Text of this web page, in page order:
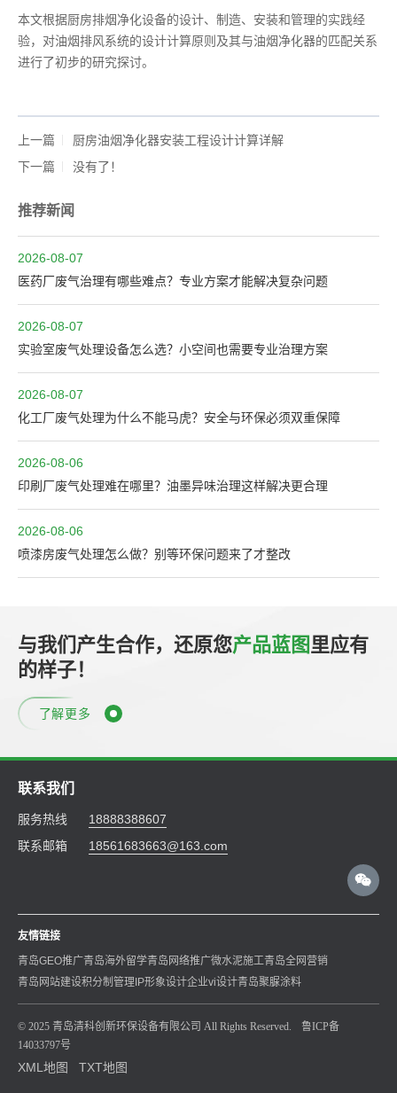
本文根据厨房排烟净化设备的设计、制造、安装和管理的实践经
验，对油烟排风系统的设计计算原则及其与油烟净化器的匹配关系
进行了初步的研究探讨。
上一篇
厨房油烟净化器安装工程设计计算详解
下一篇
没有了！
推荐新闻
2026-08-07
医药厂废气治理有哪些难点？专业方案才能解决复杂问题
2026-08-07
实验室废气处理设备怎么选？小空间也需要专业治理方案
2026-08-07
化工厂废气处理为什么不能马虎？安全与环保必须双重保障
2026-08-06
印刷厂废气处理难在哪里？油墨异味治理这样解决更合理
2026-08-06
喷漆房废气处理怎么做？别等环保问题来了才整改
与我们产生合作，还原您产品蓝图里应有
的样子！
了解更多
联系我们
服务热线
18888388607
联系邮箱
18561683663@163.com
友情链接
青岛GEO推广青岛海外留学青岛网络推广微水泥施工青岛全网营销
青岛网站建设积分制管理 IP形象设计企业vi设计青岛聚脲涂料
© 2025 青岛清科创新环保设备有限公司 All Rights Reserved.
鲁ICP备
14033797号
XML地图 TXT地图